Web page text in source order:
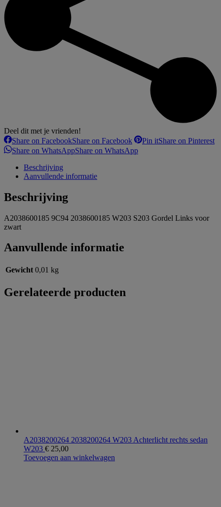
Deel dit met je vrienden!
Share on FacebookShare on Facebook Pin itShare on Pinterest
Share on WhatsAppShare on WhatsApp
Beschrijving
Aanvullende informatie
Beschrijving
A2038600185 9C94 2038600185 W203 S203 Gordel Links voor
zwart
Aanvullende informatie
Gewicht 0,01 kg
Gerelateerde producten
A2038200264 2038200264 W203 Achterlicht rechts sedan
W203 € 25,00
Toevoegen aan winkelwagen